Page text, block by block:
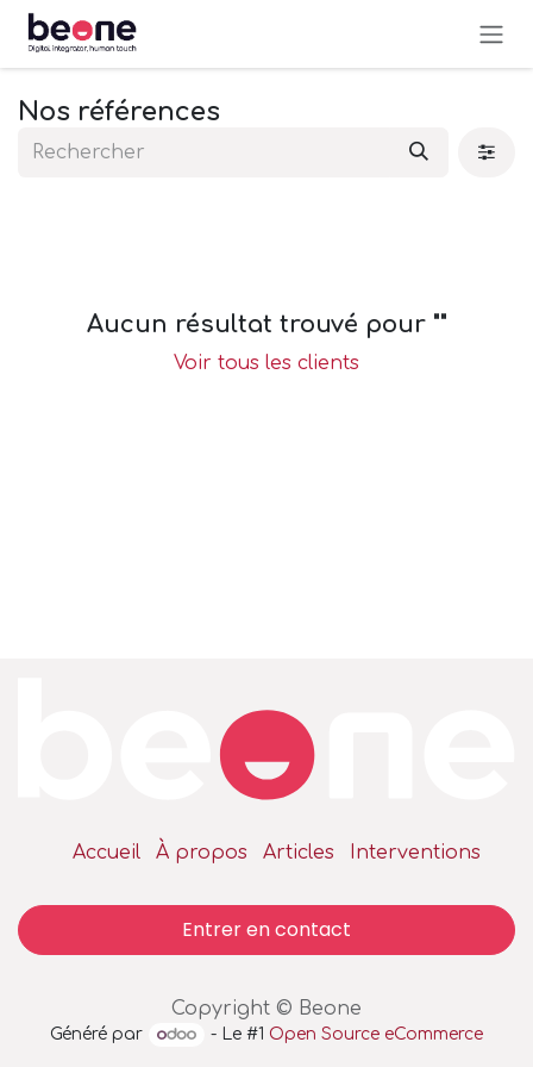
Se rendre au contenu
Nos références
Aucun résultat trouvé pour ""
Voir tous les clients
Accueil À propos Articles Interventions
Entrer en contact
Copyright © Beone
Généré par - Le #1 Open Source eCommerce